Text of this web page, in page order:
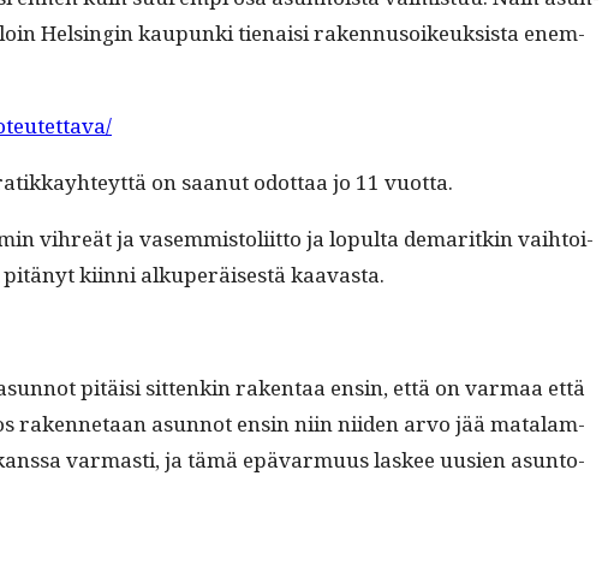
Helsin­gin kaupun­ki tien­aisi raken­nu­soikeuk­sista enem­
on saanut odot­taa jo 11 vuotta.
vihreät ja vasem­mis­toli­it­to ja lop­ul­ta demar­itkin vai­h­toi­
kiin­ni alku­peräis­es­tä kaavasta.
pitäisi sit­tenkin rak­en­taa ensin, että on var­maa että
raken­netaan asun­not ensin niin niiden arvo jää mata­lam­
var­masti, ja tämä epä­var­muus las­kee uusien asun­to­